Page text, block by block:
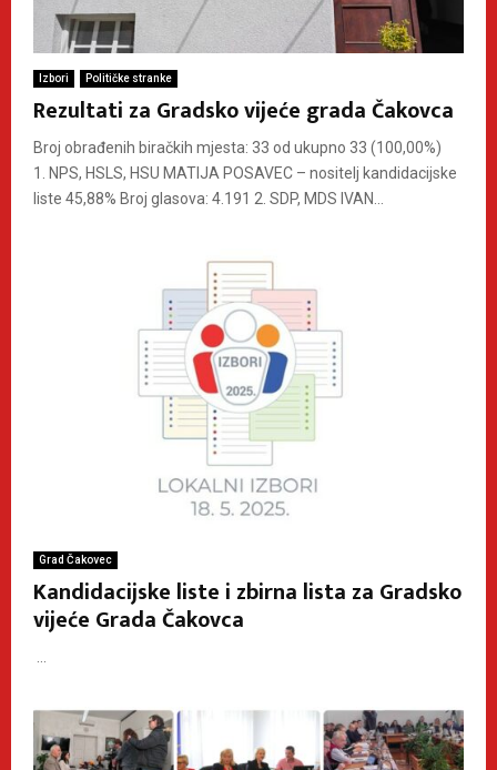
Izbori Političke stranke
Rezultati za Gradsko vijeće grada Čakovca
Broj obrađenih biračkih mjesta: 33 od ukupno 33 (100,00%)
1. NPS, HSLS, HSU MATIJA POSAVEC – nositelj kandidacijske
liste 45,88% Broj glasova: 4.191 2. SDP, MDS IVAN...
Grad Čakovec
Kandidacijske liste i zbirna lista za Gradsko
vijeće Grada Čakovca
...